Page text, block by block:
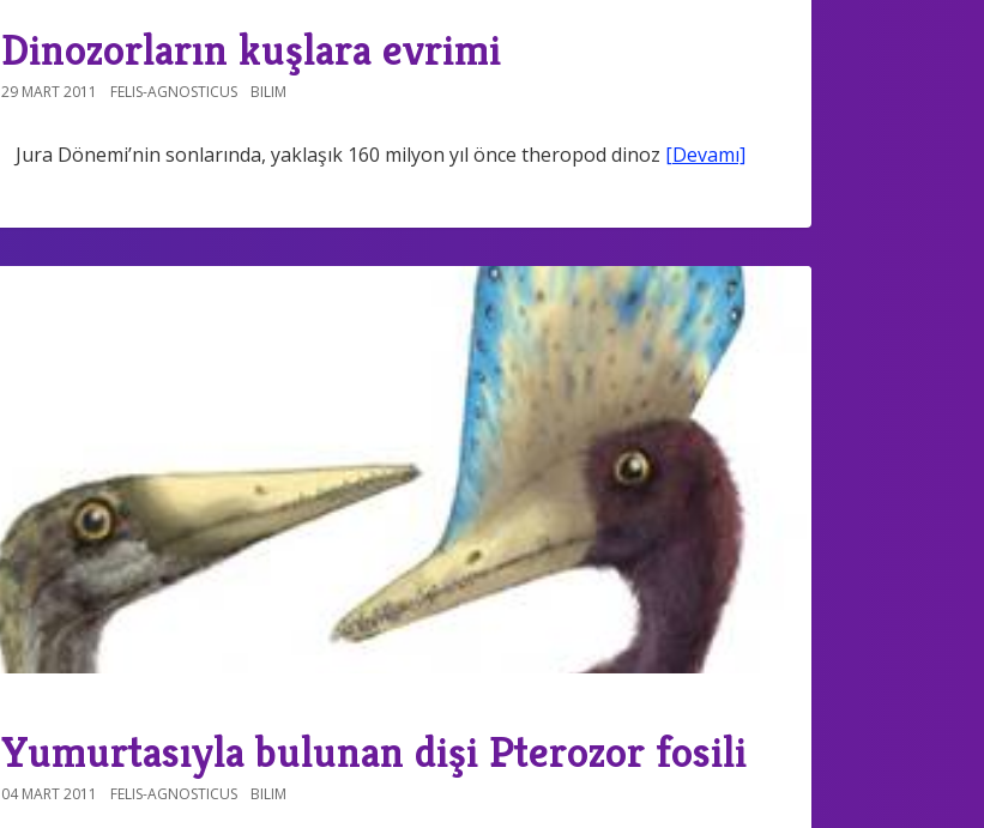
Dinozorların kuşlara evrimi
29 MART 2011 FELIS-AGNOSTICUS BILIM
Jura Dönemi’nin sonlarında, yaklaşık 160 milyon yıl önce theropod dinoz [Devamı]
Yumurtasıyla bulunan dişi Pterozor fosili
04 MART 2011 FELIS-AGNOSTICUS BILIM